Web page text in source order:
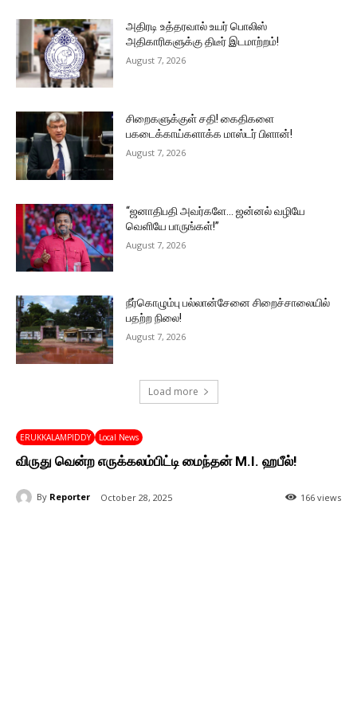
அதிரடி உத்தரவால் உயர் பொலிஸ்
அதிகாரிகளுக்கு திடீர் இடமாற்றம்!
August 7, 2026
சிறைகளுக்குள் சதி! கைதிகளை
பகடைக்காய்களாக்க மாஸ்டர் பிளான்!
August 7, 2026
“ஜனாதிபதி அவர்களே… ஜன்னல் வழியே
வெளியே பாருங்கள்!”
August 7, 2026
நீர்கொழும்பு பல்லான்சேனை சிறைச்சாலையில்
பதற்ற நிலை!
August 7, 2026
Load more
ERUKKALAMPIDDY Local News
விருது வென்ற எருக்கலம்பிட்டி மைந்தன் M.I. ஹபீல்!
166 views
By Reporter October 28, 2025